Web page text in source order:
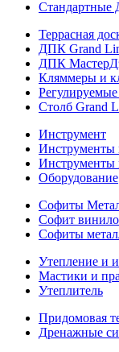
Стандартные
Террасная
ДПК Grand
ДПК
Кляммеры и
Столб Grand
Инструмент
Инструменты
Инструменты
Оборудование
Софиты
Софит
Софиты
Утепление и
Мастики и
Утеплитель
Придомовая
Дренажные